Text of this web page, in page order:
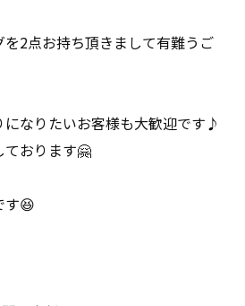
2点お持ち頂きまして有難うご
になりたいお客様も大歓迎です♪
ております🤗
す😆